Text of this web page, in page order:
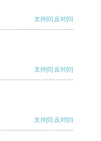
支持[0] 反对[0]
支持[0] 反对[0]
支持[0] 反对[0]